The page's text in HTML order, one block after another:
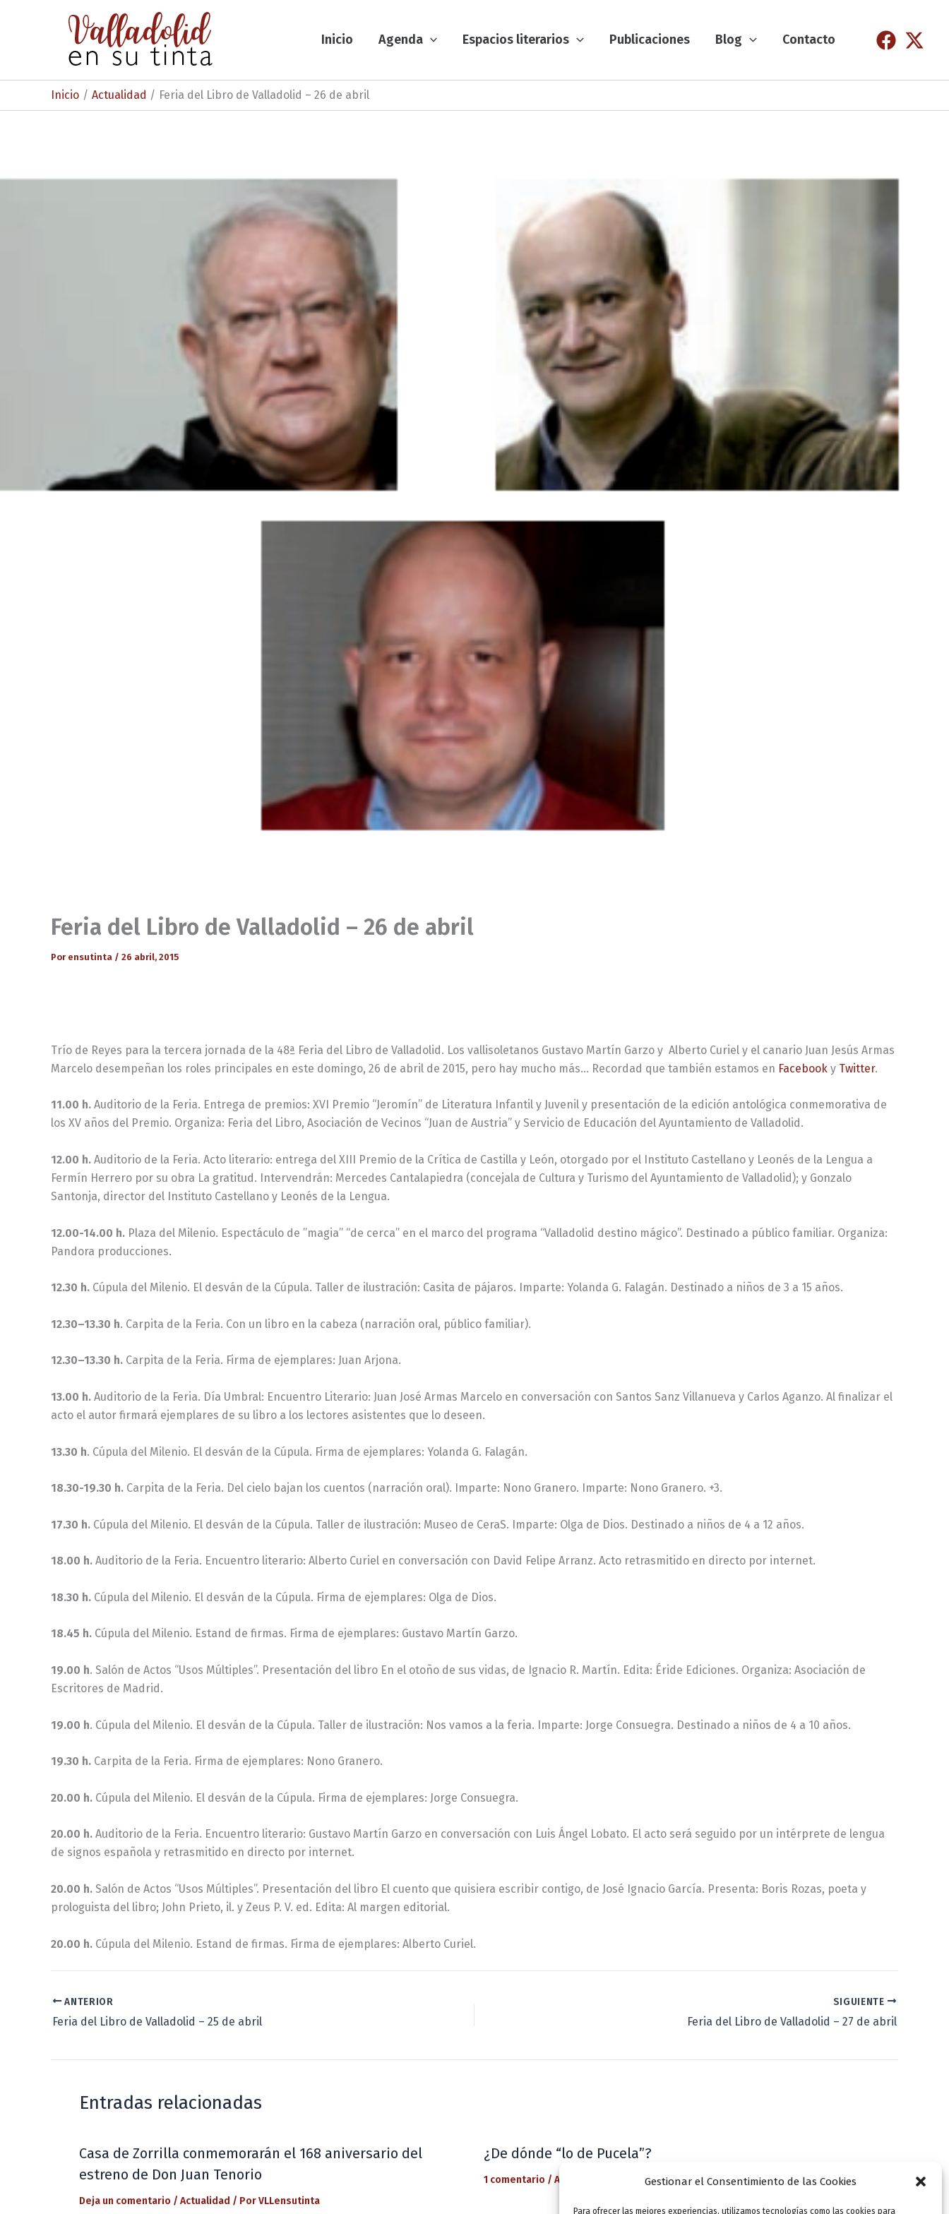
Gestionar el Consentimiento de las Cookies
Para ofrecer las mejores experiencias, utilizamos tecnologías como las cookies para
Inicio Agenda Espacios literarios Publicaciones Blog Contacto
Inicio Actualidad Feria del Libro de Valladolid – 26 de abril
Feria del Libro de Valladolid – 26 de abril
Por ensutinta / 26 abril, 2015
Trío de Reyes para la tercera jornada de la 48ª Feria del Libro de Valladolid. Los vallisoletanos Gustavo Martín Garzo y Alberto Curiel y el canario Juan Jesús Armas
Marcelo desempeñan los roles principales en este domingo, 26 de abril de 2015, pero hay mucho más… Recordad que también estamos en Facebook y Twitter.
11.00 h. Auditorio de la Feria. Entrega de premios: XVI Premio “Jeromín” de Literatura Infantil y Juvenil y presentación de la edición antológica conmemorativa de
los XV años del Premio. Organiza: Feria del Libro, Asociación de Vecinos “Juan de Austria” y Servicio de Educación del Ayuntamiento de Valladolid.
12.00 h. Auditorio de la Feria. Acto literario: entrega del XIII Premio de la Crítica de Castilla y León, otorgado por el Instituto Castellano y Leonés de la Lengua a
Fermín Herrero por su obra La gratitud. Intervendrán: Mercedes Cantalapiedra (concejala de Cultura y Turismo del Ayuntamiento de Valladolid); y Gonzalo
Santonja, director del Instituto Castellano y Leonés de la Lengua.
12.00-14.00 h. Plaza del Milenio. Espectáculo de ”magia” “de cerca” en el marco del programa “Valladolid destino mágico”. Destinado a público familiar. Organiza:
Pandora producciones.
12.30 h. Cúpula del Milenio. El desván de la Cúpula. Taller de ilustración: Casita de pájaros. Imparte: Yolanda G. Falagán. Destinado a niños de 3 a 15 años.
12.30–13.30 h. Carpita de la Feria. Con un libro en la cabeza (narración oral, público familiar).
12.30–13.30 h. Carpita de la Feria. Firma de ejemplares: Juan Arjona.
13.00 h. Auditorio de la Feria. Día Umbral: Encuentro Literario: Juan José Armas Marcelo en conversación con Santos Sanz Villanueva y Carlos Aganzo. Al finalizar el
acto el autor firmará ejemplares de su libro a los lectores asistentes que lo deseen.
13.30 h. Cúpula del Milenio. El desván de la Cúpula. Firma de ejemplares: Yolanda G. Falagán.
18.30-19.30 h. Carpita de la Feria. Del cielo bajan los cuentos (narración oral). Imparte: Nono Granero. Imparte: Nono Granero. +3.
17.30 h. Cúpula del Milenio. El desván de la Cúpula. Taller de ilustración: Museo de CeraS. Imparte: Olga de Dios. Destinado a niños de 4 a 12 años.
18.00 h. Auditorio de la Feria. Encuentro literario: Alberto Curiel en conversación con David Felipe Arranz. Acto retrasmitido en directo por internet.
18.30 h. Cúpula del Milenio. El desván de la Cúpula. Firma de ejemplares: Olga de Dios.
18.45 h. Cúpula del Milenio. Estand de firmas. Firma de ejemplares: Gustavo Martín Garzo.
19.00 h. Salón de Actos “Usos Múltiples”. Presentación del libro En el otoño de sus vidas, de Ignacio R. Martín. Edita: Éride Ediciones. Organiza: Asociación de
Escritores de Madrid.
19.00 h. Cúpula del Milenio. El desván de la Cúpula. Taller de ilustración: Nos vamos a la feria. Imparte: Jorge Consuegra. Destinado a niños de 4 a 10 años.
19.30 h. Carpita de la Feria. Firma de ejemplares: Nono Granero.
20.00 h. Cúpula del Milenio. El desván de la Cúpula. Firma de ejemplares: Jorge Consuegra.
20.00 h. Auditorio de la Feria. Encuentro literario: Gustavo Martín Garzo en conversación con Luis Ángel Lobato. El acto será seguido por un intérprete de lengua
de signos española y retrasmitido en directo por internet.
20.00 h. Salón de Actos “Usos Múltiples”. Presentación del libro El cuento que quisiera escribir contigo, de José Ignacio García. Presenta: Boris Rozas, poeta y
prologuista del libro; John Prieto, il. y Zeus P. V. ed. Edita: Al margen editorial.
20.00 h. Cúpula del Milenio. Estand de firmas. Firma de ejemplares: Alberto Curiel.
ANTERIOR
Feria del Libro de Valladolid – 25 de abril
SIGUIENTE
Feria del Libro de Valladolid – 27 de abril
Entradas relacionadas
Casa de Zorrilla conmemorarán el 168 aniversario del
estreno de Don Juan Tenorio
Deja un comentario / Actualidad / PorVLLensutinta
¿De dónde “lo de Pucela”?
1 comentario / Actualidad VLLensutinta